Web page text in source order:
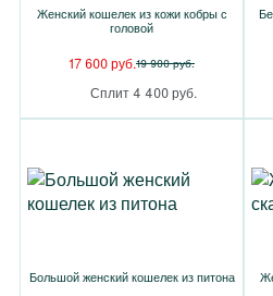
Женский кошелек из кожи кобры с
головой
17 600 руб.19 900 руб.
Сплит 4 400 руб.
Большой женский кошелек из питона